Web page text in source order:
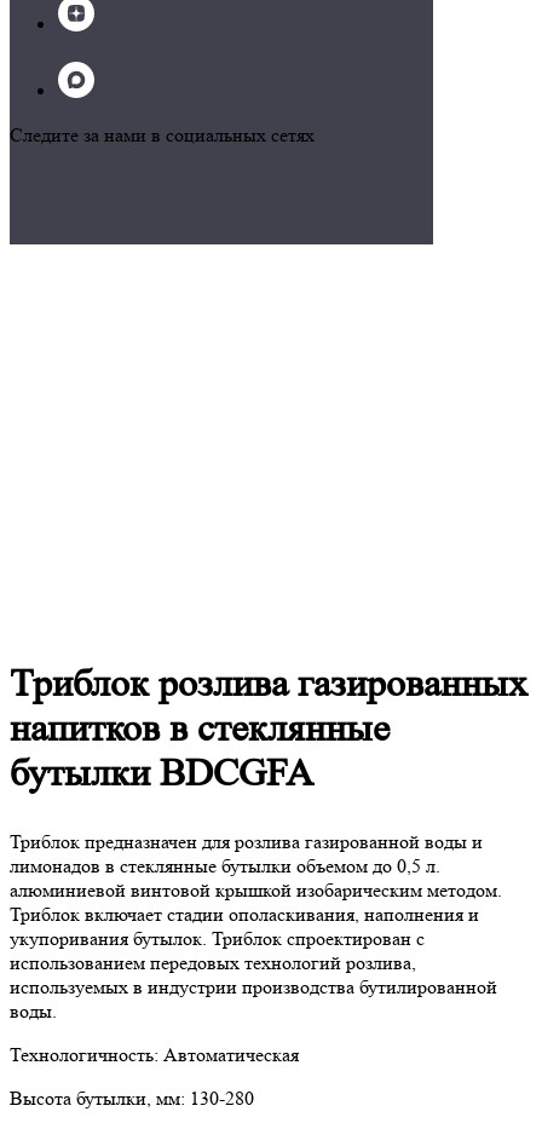
Следите за нами в социальных сетях
Триблок розлива газированных
напитков в стеклянные
бутылки BDCGFA
Триблок предназначен для розлива газированной воды и
лимонадов в стеклянные бутылки объемом до 0,5 л.
алюминиевой винтовой крышкой изобарическим методом.
Триблок включает стадии ополаскивания, наполнения и
укупоривания бутылок. Триблок спроектирован с
использованием передовых технологий розлива,
используемых в индустрии производства бутилированной
воды.
Технологичность: Автоматическая
Высота бутылки, мм: 130-280